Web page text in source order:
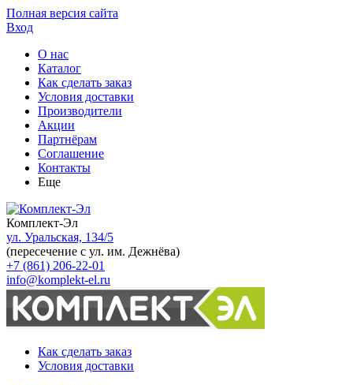
Полная версия сайта
Вход
О нас
Каталог
Как сделать заказ
Условия доставки
Производители
Акции
Партнёрам
Соглашение
Контакты
Еще
Комплект-Эл
ул. Уральская, 134/5
(пересечение с ул. им. Дежнёва)
+7 (861) 206-22-01
info@komplekt-el.ru
Как сделать заказ
Условия доставки